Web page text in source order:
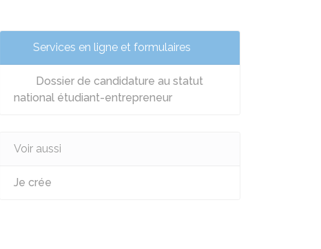
Services en ligne et formulaires
Dossier de candidature au statut
national étudiant-entrepreneur
Voir aussi
Je crée